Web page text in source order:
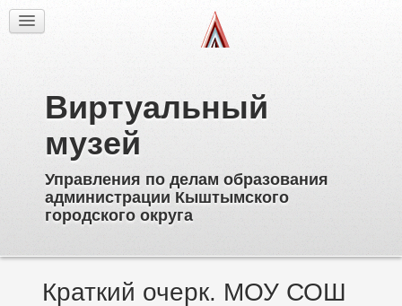
Виртуальный
музей
Управления по делам образования
администрации Кыштымского
городского округа
Об образовательных учреждениях
Директора
Ветераны образования
Известные выпускники
Пионерское движение
Краткий очерк. МОУ СОШ